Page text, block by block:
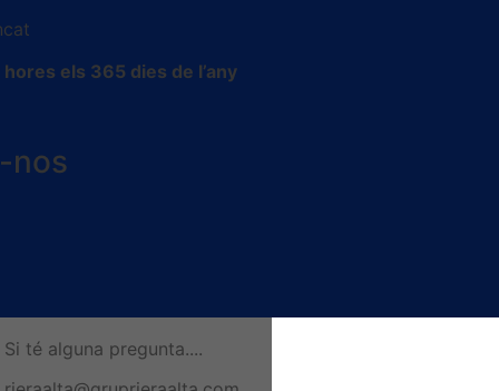
els 365 dies de l’any
nos
Si té alguna pregunta....